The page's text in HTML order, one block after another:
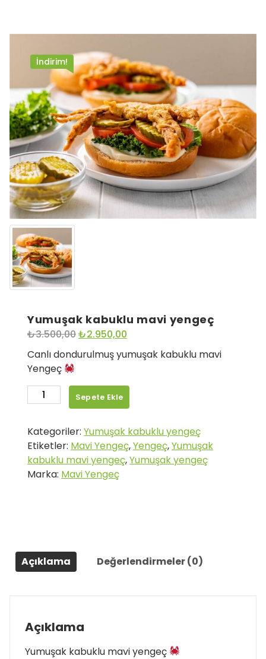
İndirim!
Yumuşak kabuklu mavi yengeç
₺3.500,00Orijinal
fiyat:
₺3.500,00.
₺2.950,00
andaki
fiyat:
Canlı dondurulmuş yumuşak kabuklu mavi
Yengeç
Yumuşak
kabuklu
yengeç
adet
Sepete Ekle
Kategoriler: Yumuşak kabuklu yengeç
Etiketler: Mavi Yengeç,Yengeç,Yumuşak
kabuklu mavi yengeç,Yumuşak yengeç
Marka: Mavi Yengeç
Açıklama Değerlendirmeler (0)
Açıklama
Yumuşak kabuklu mavi yengeç